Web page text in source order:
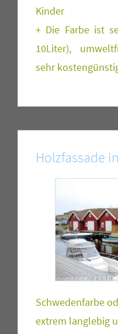
Kinder
+ Die Farbe ist
10Liter),
sehr
Holzfassade
Schwedenfarbe
extrem langlebig